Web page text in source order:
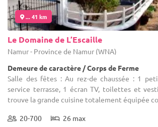
... 41 km
Le Domaine de L’Escaille
Namur - Province de Namur (WNA)
Demeure de caractère / Corps de Ferme
Salle des fêtes : Au rez-de chaussée : 1
service terrasse, 1 écran TV, toilettes et
trouve la grande cuisine totalement équipée
20-700 26 max